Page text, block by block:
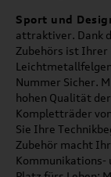
Sport und
attraktiver. Dank
Zubehörs ist
Nummer Sicher.
hohen Qualität
Kompletträder
Sie Ihre
Zubehör macht
Kommunikations-